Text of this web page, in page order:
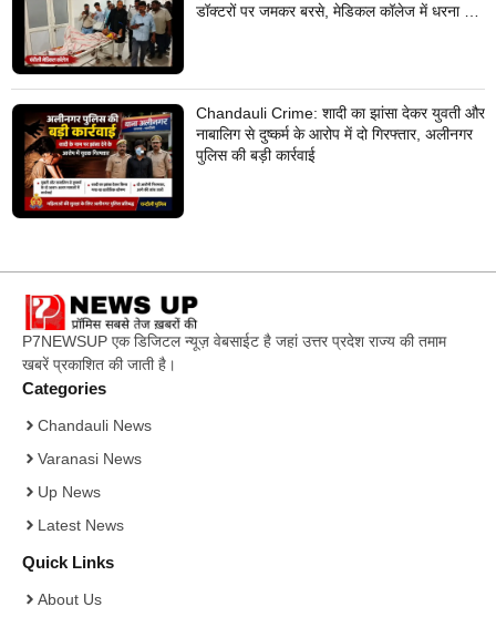
डॉक्टरों पर जमकर बरसे, मेडिकल कॉलेज में धरना देने
Chandauli Crime: शादी का झांसा देकर युवती और
नाबालिग से दुष्कर्म के आरोप में दो गिरफ्तार, अलीनगर
पुलिस की बड़ी कार्रवाई
P7NEWSUP एक डिजिटल न्यूज़ वेबसाईट है जहां उत्तर प्रदेश राज्य की तमाम
खबरें प्रकाशित की जाती है।
Categories
Chandauli News
Varanasi News
Up News
Latest News
Quick Links
About Us